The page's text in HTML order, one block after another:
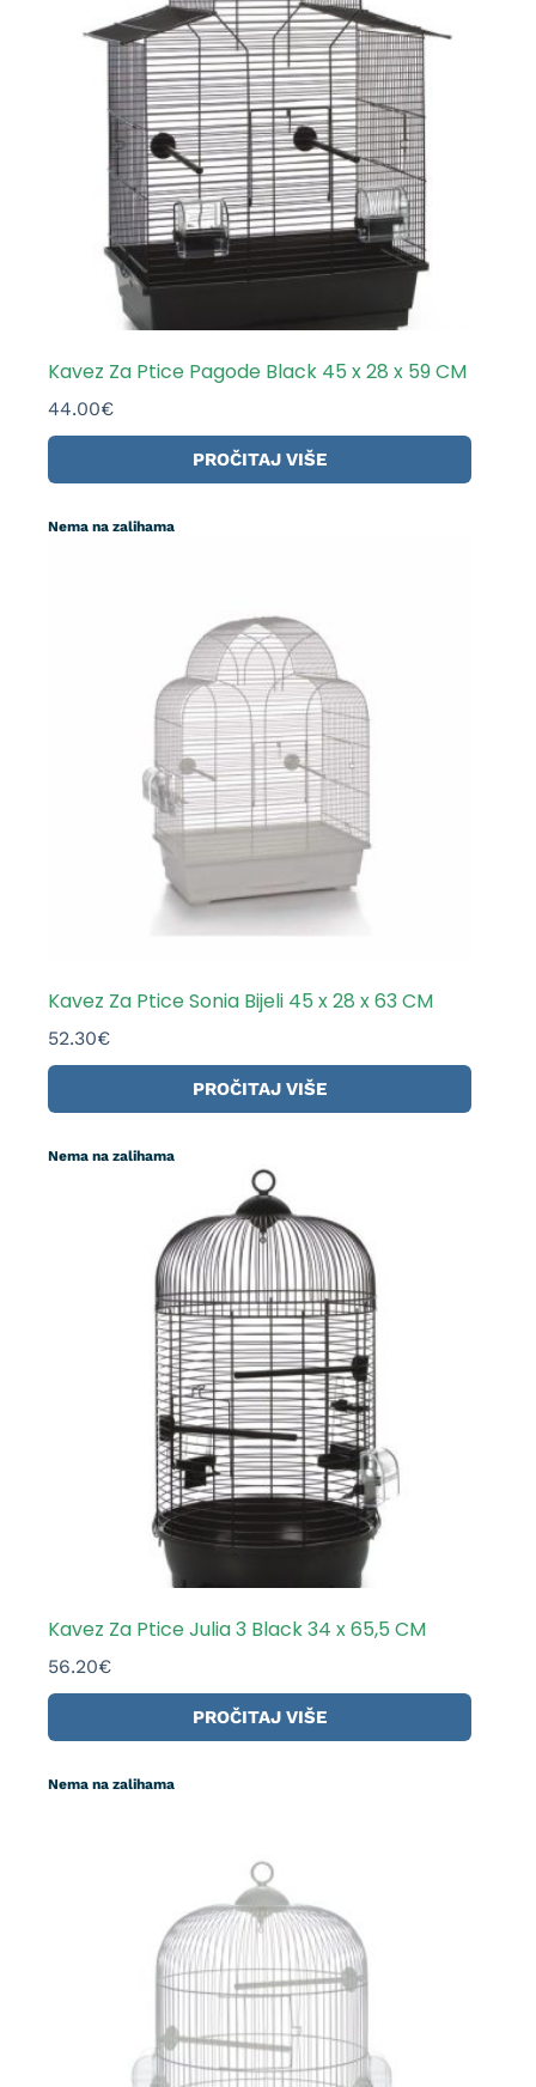
Kavez Za Ptice Pagode Black 45 x 28 x 59 CM
44.00€
PROČITAJ VIŠE
Nema na zalihama
Kavez Za Ptice Sonia Bijeli 45 x 28 x 63 CM
52.30€
PROČITAJ VIŠE
Nema na zalihama
Kavez Za Ptice Julia 3 Black 34 x 65,5 CM
56.20€
PROČITAJ VIŠE
Nema na zalihama